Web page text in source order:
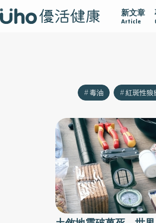
新文章
Article
黏 守護腺在 疫情保衛戰 再生醫學
毒油 紅斑性狼